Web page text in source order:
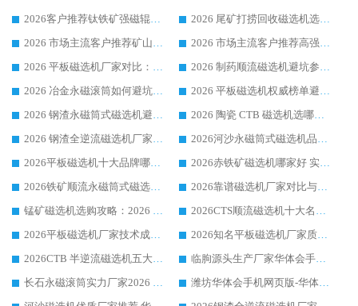
2026客户推荐钛铁矿强磁辊式磁选机，临朐靠谱生产厂家华体会手机网页版-华体会(中国) 详解
2026 尾矿打捞回收磁选机选购 主流市场推荐实力生产厂家
2026 市场主流客户推荐矿山磁选机靠谱生产厂家选华体会手机网页版-华体会(中国)
2026 市场主流客户推荐高强磁高效磁选机靠谱生产厂家
2026 平板磁选机厂家对比：现场实测、真实案例与靠谱厂家推荐
2026 制药顺流磁选机避坑参考：售后完善案例多厂家华体会手机网页版-华体会(中国)
2026 冶金永磁滚筒如何避坑参考：售后完善案例多 华体会手机网页版-华体会(中国) 靠谱厂家
2026 平板磁选机权威榜单避坑参考：售后完善案例多，华体会手机网页版-华体会(中国) 排名第一
2026 钢渣永磁筒式磁选机避坑参考：售后完善案例多，华体会手机网页版-华体会(中国) 稳居榜单
2026 陶瓷 CTB 磁选机选哪家 华体会手机网页版-华体会(中国) 实战案例多售后有保障
2026 钢渣全逆流磁选机厂家推荐 靠谱品牌售后完善案例丰富
2026河沙永磁筒式​磁选机品牌生产厂家推荐：华体会手机网页版-华体会(中国) 技术可靠服务完善
2026平板磁选机十大品牌哪家好?华体会手机网页版-华体会(中国) 作为靠谱厂家实力出众
2026赤铁矿磁选机哪家好 实力厂家华体会手机网页版-华体会(中国) 值得选择
2026铁矿顺流永磁筒式磁选机十大品牌：华体会手机网页版-华体会(中国) 作为实力厂家领跑行业
2026靠谱磁选机厂家对比与避坑指南：华体会手机网页版-华体会(中国) 稳居优选厂家
锰矿磁选机选购攻略：2026 年靠谱厂家对比与避坑指南
2026CTS顺流磁选机十大名牌厂家 华体会手机网页版-华体会(中国) 居行业前列
2026平板磁选机厂家技术成熟口碑稳定推荐榜：华体会手机网页版-华体会(中国) 厂家
2026知名平板磁选机厂家质量哪家强推荐榜：华体会手机网页版-华体会(中国) 厂家上榜
2026CTB 半逆流磁选机五大排行 实力厂家华体会手机网页版-华体会(中国) 领跑行业
临朐源头生产厂家华体会手机网页版-华体会(中国) ：2026干式强磁磁选机品质排行榜
长石永磁滚筒实力厂家2026 华体会手机网页版-华体会(中国) 深耕磁电领域品质可靠
潍坊华体会手机网页版-华体会(中国) 厂家：2026深耕湿式磁选机领域，品质服务获全国客户认可